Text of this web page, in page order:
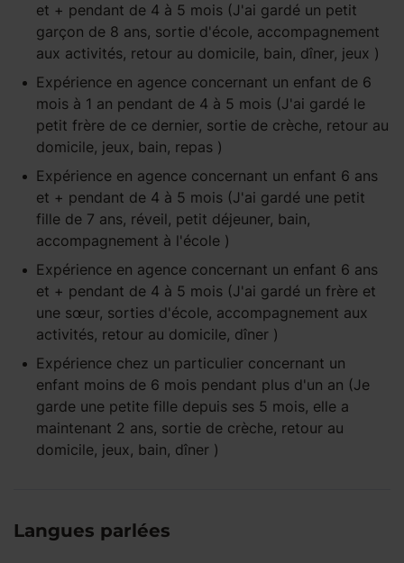
et + pendant de 4 à 5 mois (J'ai gardé un petit
garçon de 8 ans, sortie d'école, accompagnement
aux activités, retour au domicile, bain, dîner, jeux )
Expérience en agence concernant un enfant de 6
mois à 1 an pendant de 4 à 5 mois (J'ai gardé le
petit frère de ce dernier, sortie de crèche, retour au
domicile, jeux, bain, repas )
Expérience en agence concernant un enfant 6 ans
et + pendant de 4 à 5 mois (J'ai gardé une petit
fille de 7 ans, réveil, petit déjeuner, bain,
accompagnement à l'école )
Expérience en agence concernant un enfant 6 ans
et + pendant de 4 à 5 mois (J'ai gardé un frère et
une sœur, sorties d'école, accompagnement aux
activités, retour au domicile, dîner )
Expérience chez un particulier concernant un
enfant moins de 6 mois pendant plus d'un an (Je
garde une petite fille depuis ses 5 mois, elle a
maintenant 2 ans, sortie de crèche, retour au
domicile, jeux, bain, dîner )
Langues parlées